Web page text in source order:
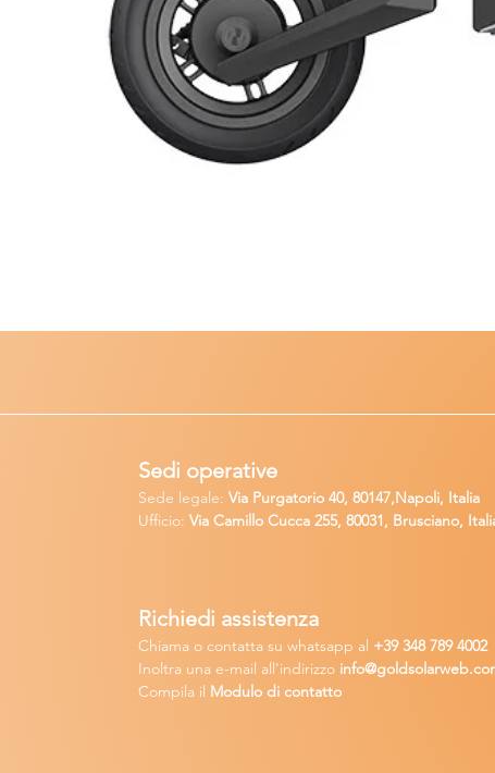
Sedi operative
Sede legale:Via Purgatorio 40, 80147,Napoli, Italia
Ufficio:Via Camillo Cucca 255, 80031, Brusciano,
Richiedi assistenza
Chiama o contatta su whatsapp al +39 348 789 4002
Inoltra una e-mail all'indirizzo info@goldsolarwe
Compila il Modulo di contatto